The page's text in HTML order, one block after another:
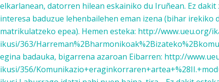
elkarlanean, datorren hilean eskainiko du Iruñean. Ez
interesa baduzue lehenbailehen eman izena (bihar irekiko
matrikulatzeko epea). Hemen esteka: http://www.ueu.org/
ikusi/363/
egina badauka, bigarrena azaroan Eibarren: http://
ikusi/356/